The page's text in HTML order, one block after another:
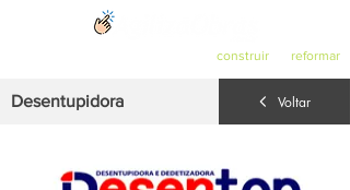
construir reformar
Desentupidora Voltar